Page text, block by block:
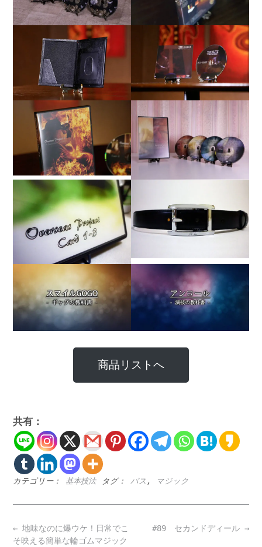
商品リストへ
共有：
カテゴリー： 基本技法 タグ： パス , マジック
Post
navigation
#89 セカンドディール →
← 地味なのに爆ウケ！日常でこ
そ映える簡単な輪ゴムマジック